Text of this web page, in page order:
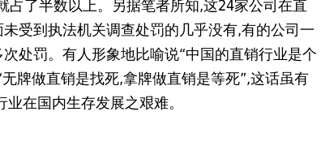
占了半数以上。另据笔者所知,这24家公司在直
受到执法机关调查处罚的几乎没有,有的公司一
处罚。有人形象地比喻说“中国的直销行业是个
牌做直销是找死,拿牌做直销是等死”,这话虽有
在国内生存发展之艰难。